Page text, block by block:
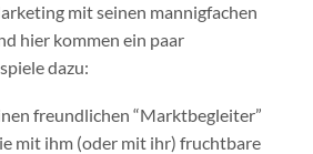
mit seinen mannigfachen
hier kommen ein paar
dazu:
freundlichen “Marktbegleiter”
mit ihm (oder mit ihr) fruchtbare